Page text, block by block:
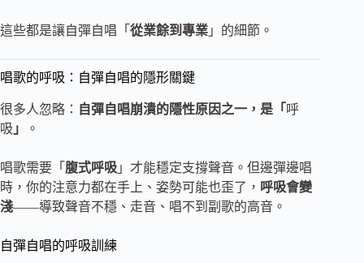
這些都是讓自彈自唱「 從業餘到專業 」的細節。
唱歌的呼吸：自彈自唱的隱形關鍵
很多人忽略： 自彈自唱崩潰的隱性原因之一，是「 呼
吸 」 。
唱歌需要「 腹式呼吸 」才能穩定支撐聲音。但邊彈邊唱
時，你的注意力都在手上、姿勢可能也歪了， 呼吸會變
淺——導致聲音不穩、走音、唱不到副歌的高音。
自彈自唱的呼吸訓練